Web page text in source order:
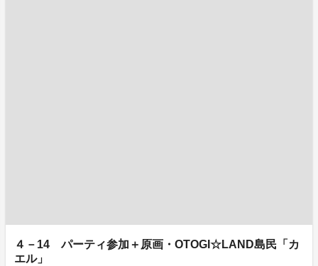
４－14 パーティ参加＋原画・OTOGI☆LAND島民「カ
エル」